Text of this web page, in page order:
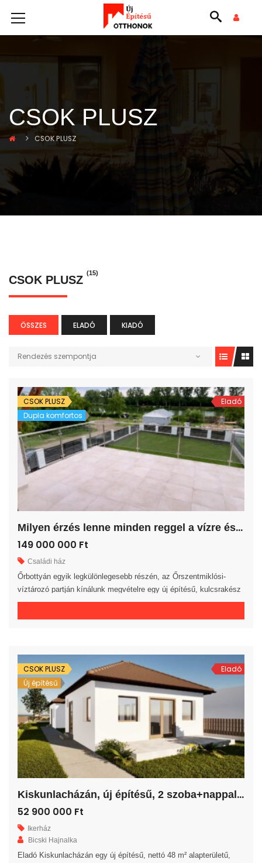
CSOK PLUSZ
CSOK PLUSZ
CSOK PLUSZ
(15)
ÖSSZES ELADÓ KIADÓ
Rendezés szempontja
CSOK PLUSZ
Dupla komfortos
Eladó
M
ilyen érzés lenne minden reggel a vízre és a természetre ébredni?
149 000 000 Ft
Családi ház
Őrbottyán egyik legkülönlegesebb részén, az Őrszentmiklósi-
víztározó partján kínálunk megvételre egy új építésű, kulcsrakész
családi házat, amely páratlan 360 fokos örökpanorámával
[…]
CSOK PLUSZ
Új építésű
Eladó
K
iskunlacházán, új építésű, 2 szoba+nappalis ikerház!
52 900 000 Ft
Ikerház
Bicski Hajnalka
Eladó Kiskunlacházán egy új építésű, nettó 48 m² alapterületű,